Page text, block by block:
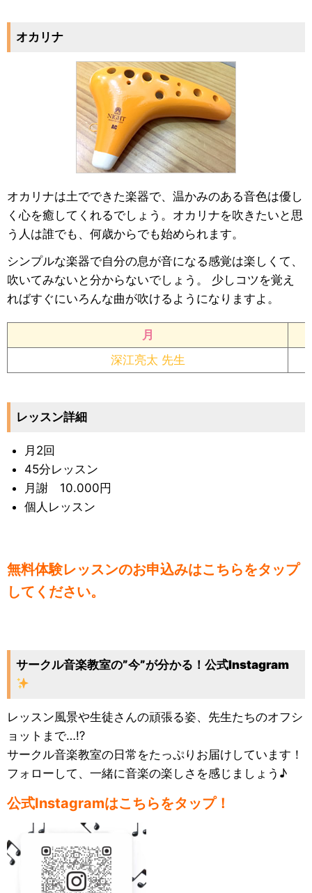
オカリナ
オカリナは土でできた楽器で、温かみのある音色は優し
く心を癒してくれるでしょう。オカリナを吹きたいと思
う人は誰でも、何歳からでも始められます。
シンプルな楽器で自分の息が音になる感覚は楽しくて、
吹いてみないと分からないでしょう。 少しコツを覚え
ればすぐにいろんな曲が吹けるようになりますよ。
月
深江亮太 先生
レッスン詳細
月2回
45分レッスン
月謝 10.000円
個人レッスン
無料体験レッスンのお申込みはこちらをタップ
してください。
サークル音楽教室の”今”が分かる！公式Instagram
レッスン風景や生徒さんの頑張る姿、先生たちのオフシ
ョットまで…⁉
サークル音楽教室の日常をたっぷりお届けしています！
フォローして、一緒に音楽の楽しさを感じましょう♪
公式Instagramはこちらをタップ！